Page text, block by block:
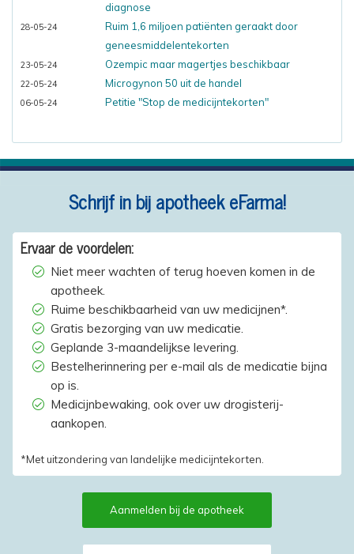
diagnose
28-05-24
Ruim 1,6 miljoen patiënten geraakt door
geneesmiddelentekorten
23-05-24 Ozempic maar magertjes beschikbaar
22-05-24 Microgynon 50 uit de handel
06-05-24 Petitie "Stop de medicijntekorten"
Schrijf in bij apotheek eFarma!
Ervaar de voordelen:
Niet meer wachten of terug hoeven komen in de
apotheek.
Ruime beschikbaarheid van uw medicijnen*.
Gratis bezorging van uw medicatie.
Geplande 3-maandelijkse levering.
Bestelherinnering per e-mail als de medicatie bijna
op is.
Medicijnbewaking, ook over uw drogisterij-
aankopen.
*Met uitzondering van landelijke medicijntekorten.
Aanmelden bij de apotheek